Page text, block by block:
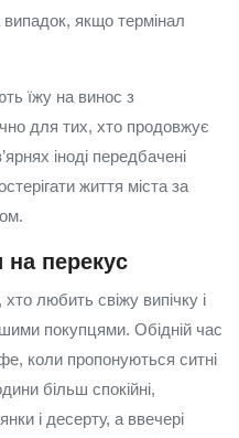
якщо термінал
їжу на винос з
для тих, хто продовжує
іноді передбачені
життя міста за
на перекус
любить свіжу випічку і
покупцями. Обідній час
коли пропонуються ситні
більш спокійні,
і десерту, а ввечері